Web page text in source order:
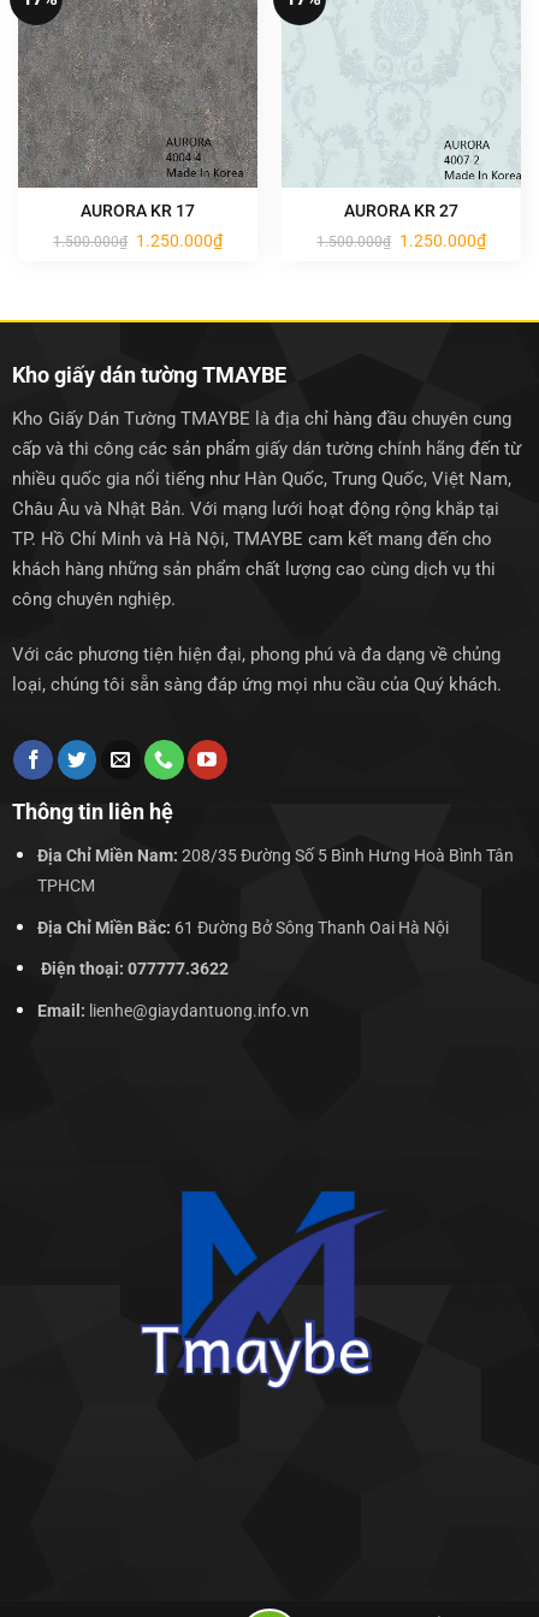
AURORA KR 17
1.500.000₫ Giá
gốc
1.250.000₫Giá
hiện
AURORA KR 27
1.500.000₫ Giá
gốc
1.250.000₫Giá
hiện
Kho giấy dán tường TMAYBE
Kho Giấy Dán Tường TMAYBE là địa chỉ hàng đầu chuyên cung
cấp và thi công các sản phẩm giấy dán tường chính hãng đến từ
nhiều quốc gia nổi tiếng như Hàn Quốc, Trung Quốc, Việt Nam,
Châu Âu và Nhật Bản. Với mạng lưới hoạt động rộng khắp tại
TP. Hồ Chí Minh và Hà Nội, TMAYBE cam kết mang đến cho
khách hàng những sản phẩm chất lượng cao cùng dịch vụ thi
công chuyên nghiệp.
Với các phương tiện hiện đại, phong phú và đa dạng về chủng
loại, chúng tôi sẵn sàng đáp ứng mọi nhu cầu của Quý khách.
Thông tin liên hệ
Địa Chỉ Miền Nam: 208/35 Đường Số 5 Bình Hưng Hoà Bình Tân
TPHCM
Địa Chỉ Miền Bắc: 61 Đường Bở Sông Thanh Oai Hà Nội
Điện thoại: 077777.3622
Email: lienhe@giaydantuong.info.vn